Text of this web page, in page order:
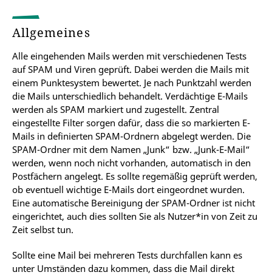
Allgemeines
Alle eingehenden Mails werden mit verschiedenen Tests
auf SPAM und Viren geprüft. Dabei werden die Mails mit
einem Punktesystem bewertet. Je nach Punktzahl werden
die Mails unterschiedlich behandelt. Verdächtige E-Mails
werden als SPAM markiert und zugestellt. Zentral
eingestellte Filter sorgen dafür, dass die so markierten E-
Mails in definierten SPAM-Ordnern abgelegt werden. Die
SPAM-Ordner mit dem Namen „Junk“ bzw. „Junk-E-Mail“
werden, wenn noch nicht vorhanden, automatisch in den
Postfächern angelegt. Es sollte regemäßig geprüft werden,
ob eventuell wichtige E-Mails dort eingeordnet wurden.
Eine automatische Bereinigung der SPAM-Ordner ist nicht
eingerichtet, auch dies sollten Sie als Nutzer*in von Zeit zu
Zeit selbst tun.
Sollte eine Mail bei mehreren Tests durchfallen kann es
unter Umständen dazu kommen, dass die Mail direkt